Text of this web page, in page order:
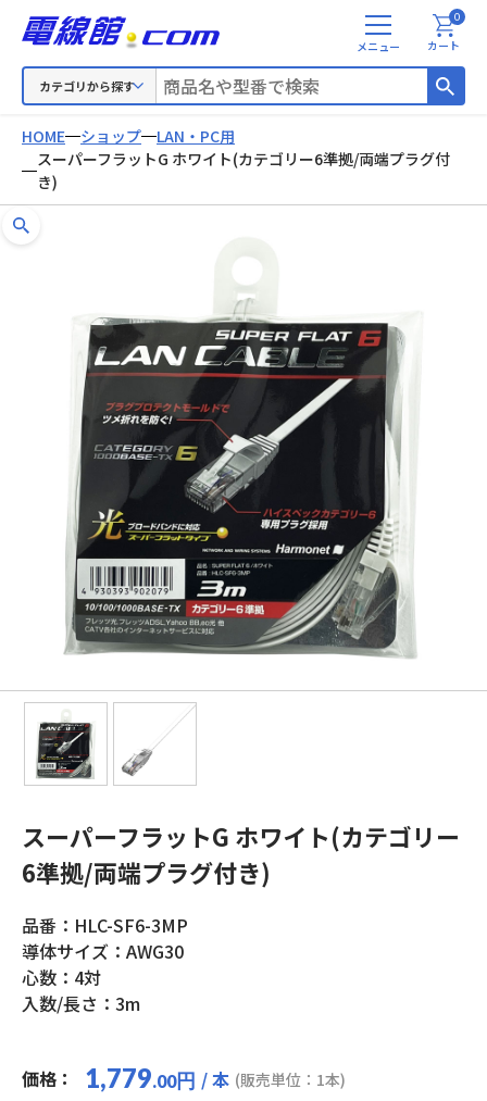
カテゴリから探す
メ
ニ
カート
0
HOME ショップ
LAN・PC用
スーパーフラットG ホワイト(カテゴリー6準拠/両端プラグ付
き)
スーパーフラットG ホワイト(カテゴリー
6準拠/両端プラグ付き)
品番：HLC-SF6-3MP
導体サイズ：AWG30
心数：4対
入数/長さ：3m
価格： 1,779.00円 / 本 (販売単位：1本)